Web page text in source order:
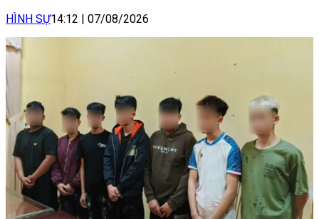
HÌNH SỰ14:12 | 07/08/2026